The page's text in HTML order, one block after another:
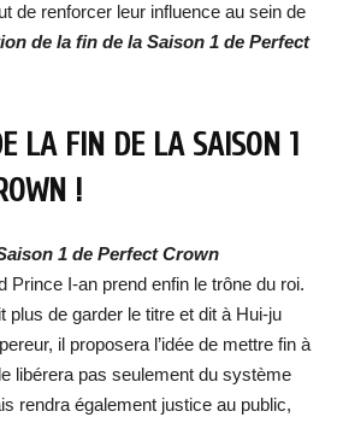
de renforcer leur influence au sein de
de la fin de la Saison 1 de Perfect
LA FIN DE LA SAISON 1
!
1 de Perfect Crown
Prince I-an prend enfin le trône du roi.
plus de garder le titre et dit à Hui-ju
il proposera l’idée de mettre fin à
libérera pas seulement du système
rendra également justice au public,